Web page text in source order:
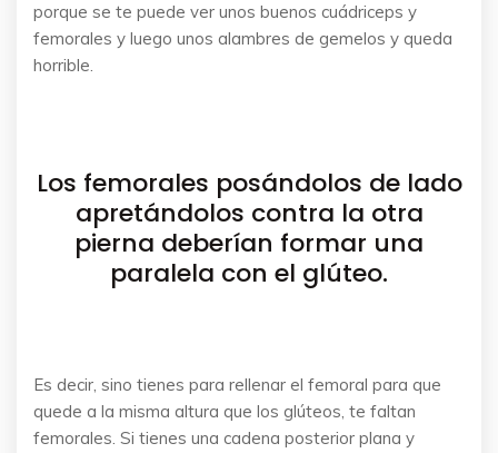
porque se te puede ver unos buenos cuádriceps y
femorales y luego unos alambres de gemelos y queda
horrible.
Los femorales posándolos de lado
apretándolos contra la otra
pierna deberían formar una
paralela con el glúteo.
Es decir, sino tienes para rellenar el femoral para que
quede a la misma altura que los glúteos, te faltan
femorales. Si tienes una cadena posterior plana y